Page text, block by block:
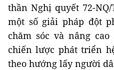
thần Nghị quyết 72-
một số giải pháp đột
chăm sóc và nâng
chiến lược phát triển
theo hướng lấy người